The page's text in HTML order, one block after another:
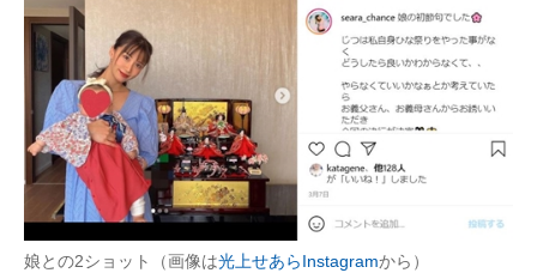
娘との2ショット（画像は光上せあらInstagramから）